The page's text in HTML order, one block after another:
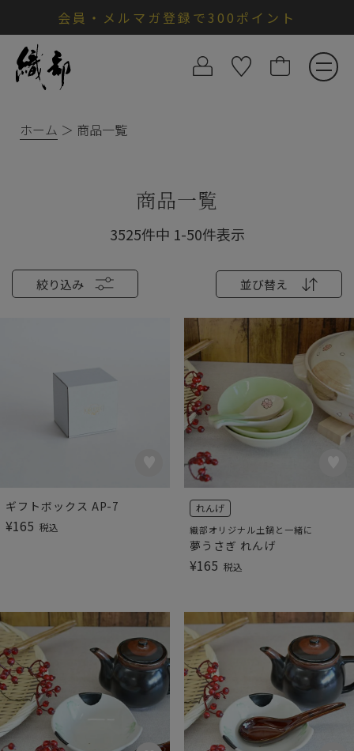
会員・メルマガ登録で300ポイント
ホーム 商品一覧
商品一覧
絞り込み 並び替え
3525件中 1-50件表示
ギフトボックス AP-7
¥165 税込
れんげ
織部オリジナル土鍋と一緒に
夢うさぎ れんげ
¥165 税込